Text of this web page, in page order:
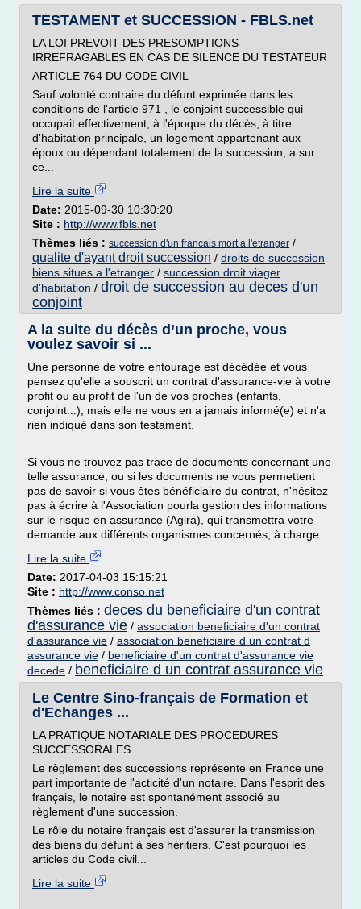
TESTAMENT et SUCCESSION - FBLS.net
LA LOI PREVOIT DES PRESOMPTIONS
IRREFRAGABLES EN CAS DE SILENCE DU TESTATEUR
ARTICLE 764 DU CODE CIVIL
Sauf volonté contraire du défunt exprimée dans les
conditions de l'article 971 , le conjoint successible qui
occupait effectivement, à l'époque du décès, à titre
d'habitation principale, un logement appartenant aux
époux ou dépendant totalement de la succession, a sur
ce...
Lire la suite
Date: 2015-09-30 10:30:20
Site : http://www.fbls.net
Thèmes liés : succession d'un francais mort a l'etranger /
qualite d'ayant droit succession / droits de succession
biens situes a l'etranger / succession droit viager
d'habitation / droit de succession au deces d'un
conjoint
A la suite du décès d’un proche, vous
voulez savoir si ...
Une personne de votre entourage est décédée et vous
pensez qu'elle a souscrit un contrat d'assurance-vie à votre
profit ou au profit de l'un de vos proches (enfants,
conjoint...), mais elle ne vous en a jamais informé(e) et n'a
rien indiqué dans son testament.
Si vous ne trouvez pas trace de documents concernant une
telle assurance, ou si les documents ne vous permettent
pas de savoir si vous êtes bénéficiaire du contrat, n'hésitez
pas à écrire à l'Association pourla gestion des informations
sur le risque en assurance (Agira), qui transmettra votre
demande aux différents organismes concernés, à charge...
Lire la suite
Date: 2017-04-03 15:15:21
Site : http://www.conso.net
Thèmes liés : deces du beneficiaire d'un contrat
d'assurance vie / association beneficiaire d'un contrat
d'assurance vie / association beneficiaire d un contrat d
assurance vie / beneficiaire d'un contrat d'assurance vie
decede / beneficiaire d un contrat assurance vie
Le Centre Sino-français de Formation et
d'Echanges ...
LA PRATIQUE NOTARIALE DES PROCEDURES
SUCCESSORALES
Le règlement des successions représente en France une
part importante de l'acticité d'un notaire. Dans l'esprit des
français, le notaire est spontanément associé au
règlement d'une succession.
Le rôle du notaire français est d'assurer la transmission
des biens du défunt à ses héritiers. C'est pourquoi les
articles du Code civil...
Lire la suite